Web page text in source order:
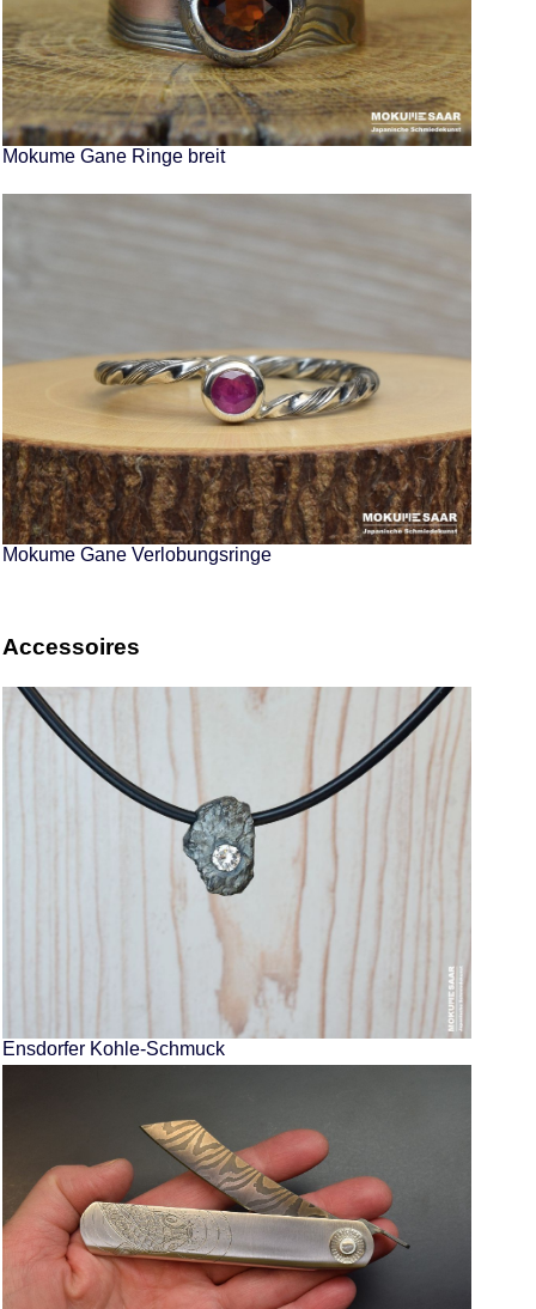
Mokume Gane Ringe breit
Mokume Gane Verlobungsringe
Accessoires
Ensdorfer Kohle-Schmuck